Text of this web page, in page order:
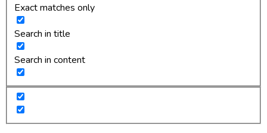
Exact matches only
Search in title
Search in content